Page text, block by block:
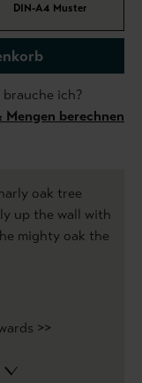
DIN-A4 Muster
ich?
Mengen berechnen
oak tree
up the wall with
mighty oak the
>>